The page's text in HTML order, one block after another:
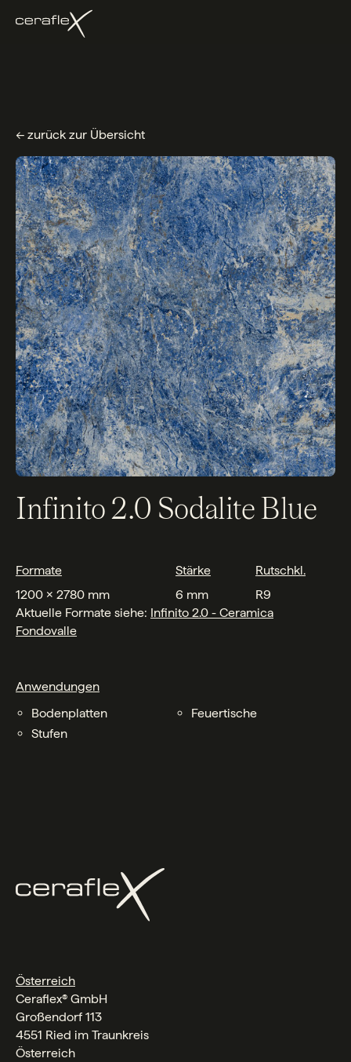
← zurück zur Übersicht
Infinito 2.0 Sodalite Blue
Formate Stärke
Rutschkl.
1200 x 2780 mm
6 mm
R9
Aktuelle Formate siehe: Infinito 2.0 - Ceramica
Fondovalle
Anwendungen
Bodenplatten
Feuertische
Stufen
Österreich
Ceraflex® GmbH
Großendorf 113
4551 Ried im Traunkreis
Österreich